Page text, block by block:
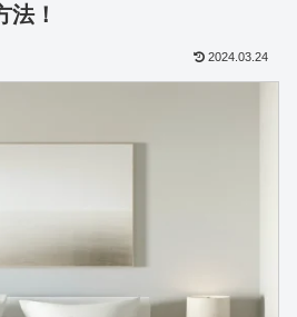
法！
2024.03.24